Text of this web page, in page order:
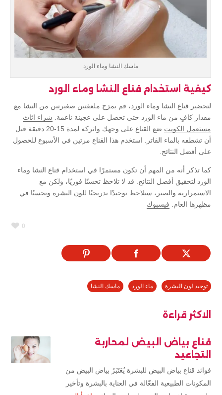
ماسك النشا وماء الورد
كيفية استخدام قناع النشا وماء الورد
لتحضير قناع النشا وماء الورد، قم بمزج ملعقتين صغيرتين من النشا مع
مقدار كافٍ من ماء الورد حتى تحصل على عجينة ناعمة. شراء اثاث
مستعمل الكويت
ضع القناع على وجهك واتركه لمدة 15-20 دقيقة قبل
أن تشطفه بالماء الفاتر. استخدم هذا القناع مرتين في الأسبوع للحصول
على أفضل النتائج.
كما تذكر أنه من المهم أن تكون مستمرًا في استخدام قناع النشا وماء
الورد لتحقيق أفضل النتائج. قد لا تلاحظ تحسنًا فوريًا، ولكن مع
الاستمرارية والصبر، ستلاحظ توحيدًا تدريجيًا للون البشرة وتحسنًا في
مظهرها العام. فيسبوك
0
توحيد لون البشرة ماء الورد ماسك النشا
الاكثر قراءة
قناع بياض البيض لمحاربة
التجاعيد
فوائد قناع بياض البيض للبشرة يُعَتَبَرُ بياض البيض من
المكونات الطبيعية الفعّالة في العناية بالبشرة وتأخير